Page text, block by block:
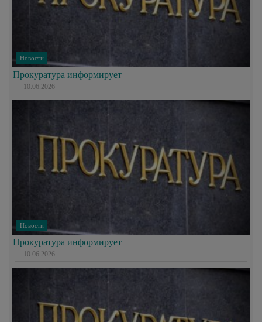
Новости
Прокуратура информирует
10.06.2026
Новости
Прокуратура информирует
10.06.2026